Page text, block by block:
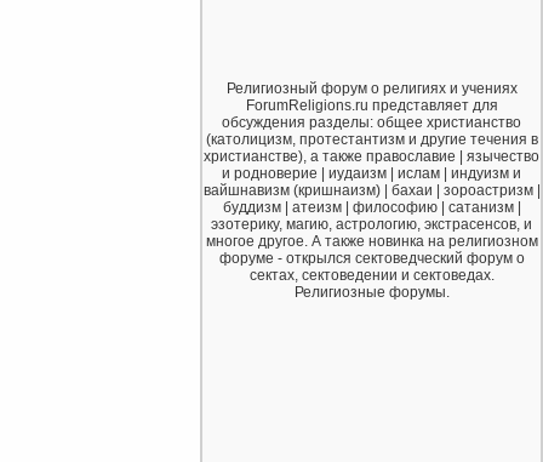
Религиозный форум о религиях и учениях
ForumReligions.ru представляет для
обсуждения разделы: общее христианство
(католицизм, протестантизм и другие течения в
христианстве), а также православие | язычество
и родноверие | иудаизм | ислам | индуизм и
вайшнавизм (кришнаизм) | бахаи | зороастризм |
буддизм | атеизм | философию | сатанизм |
эзотерику, магию, астрологию, экстрасенсов, и
многое другое. А также новинка на религиозном
форуме - открылся сектоведческий форум о
сектах, сектоведении и сектоведах.
Религиозные форумы.